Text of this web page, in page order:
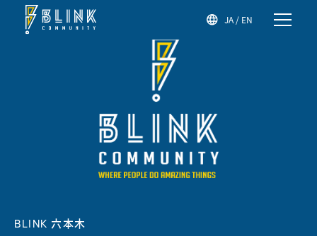
JA/ EN
BLINK 六本木